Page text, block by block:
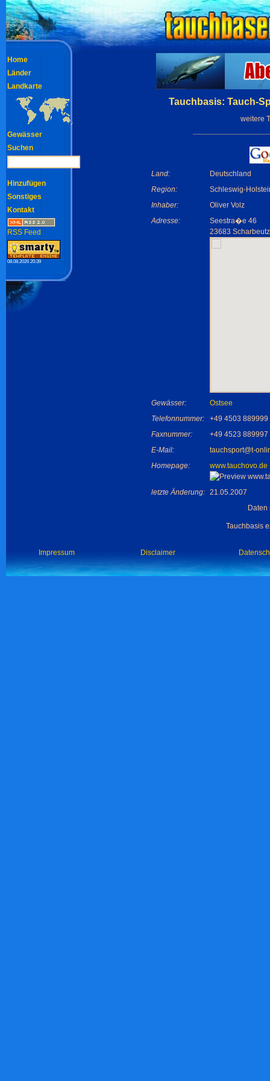
Tauchbasis: Tauch-
weitere
Land:
Deutschland
Region:
Schleswig-
Inhaber:
Oliver Volz
Adresse:
Seestra�e 46
23683 Scharbeutz
Gewässer:
Ostsee
Telefonnummer:
+49 4503 889999
Faxnummer:
+49 4523 889997
E-Mail:
tauchsport@t-
Homepage:
www.tauchovo.de
letzte Änderung: 21.05.2007
Tauchbasis
Home
Länder
Landkarte
Gewässer
Suchen
Hinzufügen
Sonstiges
Kontakt
RSS Feed
08.08.2026 20:39
Impressum Disclaimer